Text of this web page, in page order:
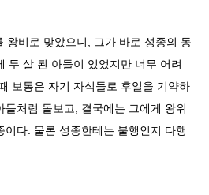
왕비로 맞았으니, 그가 바로 성종의 동
두 살 된 아들이 있었지만 너무 어려
보통은 자기 자식들로 후일을 기약하
들처럼 돌보고, 결국에는 그에게 왕위
이다. 물론 성종한테는 불행인지 다행